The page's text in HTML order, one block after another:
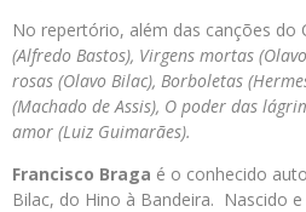
No repertório, além das canções do
(Alfredo Bastos), Virgens mortas
rosas (Olavo Bilac), Borboletas
(Machado de Assis), O poder das
amor (Luiz Guimarães).
Francisco Braga é o conhecido
Bilac, do Hino à Bandeira. Nascido